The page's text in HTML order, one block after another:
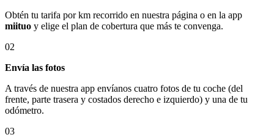
Obtén tu tarifa por km recorrido en nuestra página o en la app
miituo y elige el plan de cobertura que más te convenga.
02
Envía las fotos
A través de nuestra app envíanos cuatro fotos de tu coche (del
frente, parte trasera y costados derecho e izquierdo) y una de tu
odómetro.
03